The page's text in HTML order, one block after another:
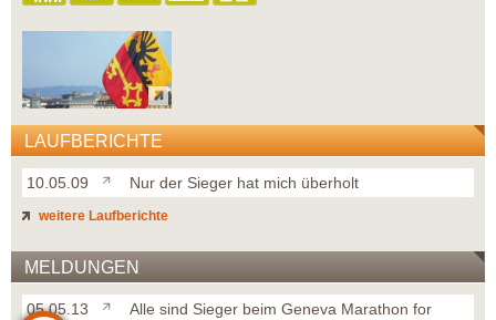
LAUFBERICHTE
10.05.09 Nur der Sieger hat mich überholt
weitere Laufberichte
MELDUNGEN
05.05.13 Alle sind Sieger beim Geneva Marathon for